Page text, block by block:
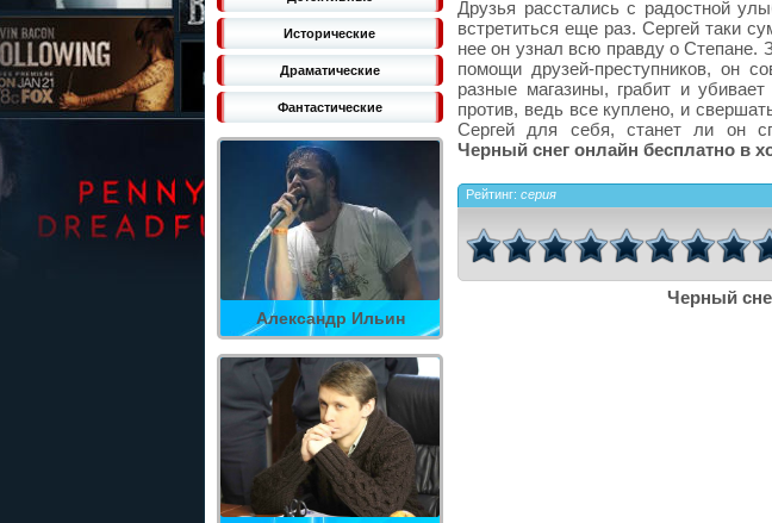
Исторические
Драматические
Фантастические
Александр Ильин
Друзья расстались с радостной
встретиться еще раз. Сергей таки
нее он узнал всю правду о Степане.
помощи друзей-преступников, он
разные магазины, грабит и
против, ведь все куплено, и
Сергей для себя, станет ли он
Черный снег онлайн бесплатно в
Рейтинг: серия
Черный